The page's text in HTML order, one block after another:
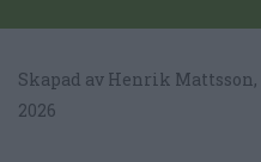
Skapad av Henrik Mattsson,
2026